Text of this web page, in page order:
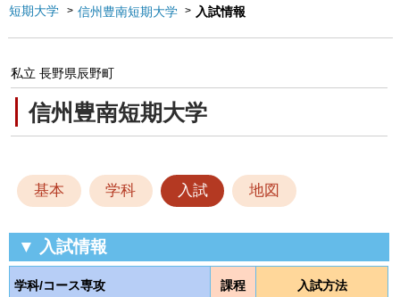
短期大学 信州豊南短期大学 入試情報
信州豊南短期大学
私立 長野県辰野町
基本 学科 入試 地図
▼ 入試情報
学科/コース専攻 課程 入試方法